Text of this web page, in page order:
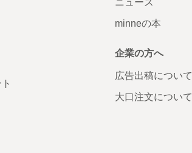
ニュース
minneの本
企業の方へ
広告出稿について
大口注文について